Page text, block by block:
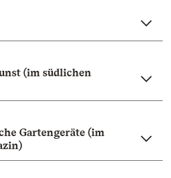
(im südlichen
Gartengeräte (im